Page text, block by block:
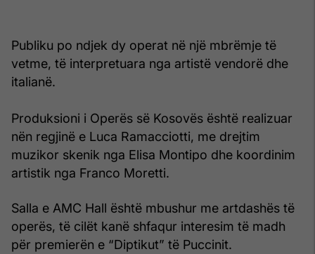
Publiku po ndjek dy operat në një mbrëmje të
vetme, të interpretuara nga artistë vendorë dhe
italianë.
Produksioni i Operës së Kosovës është realizuar
nën regjinë e Luca Ramacciotti, me drejtim
muzikor skenik nga Elisa Montipo dhe koordinim
artistik nga Franco Moretti.
Salla e AMC Hall është mbushur me artdashës të
operës, të cilët kanë shfaqur interesim të madh
për premierën e “Diptikut” të Puccinit.